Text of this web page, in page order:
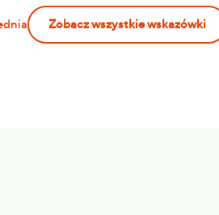
Zobacz wszystkie wskazówki